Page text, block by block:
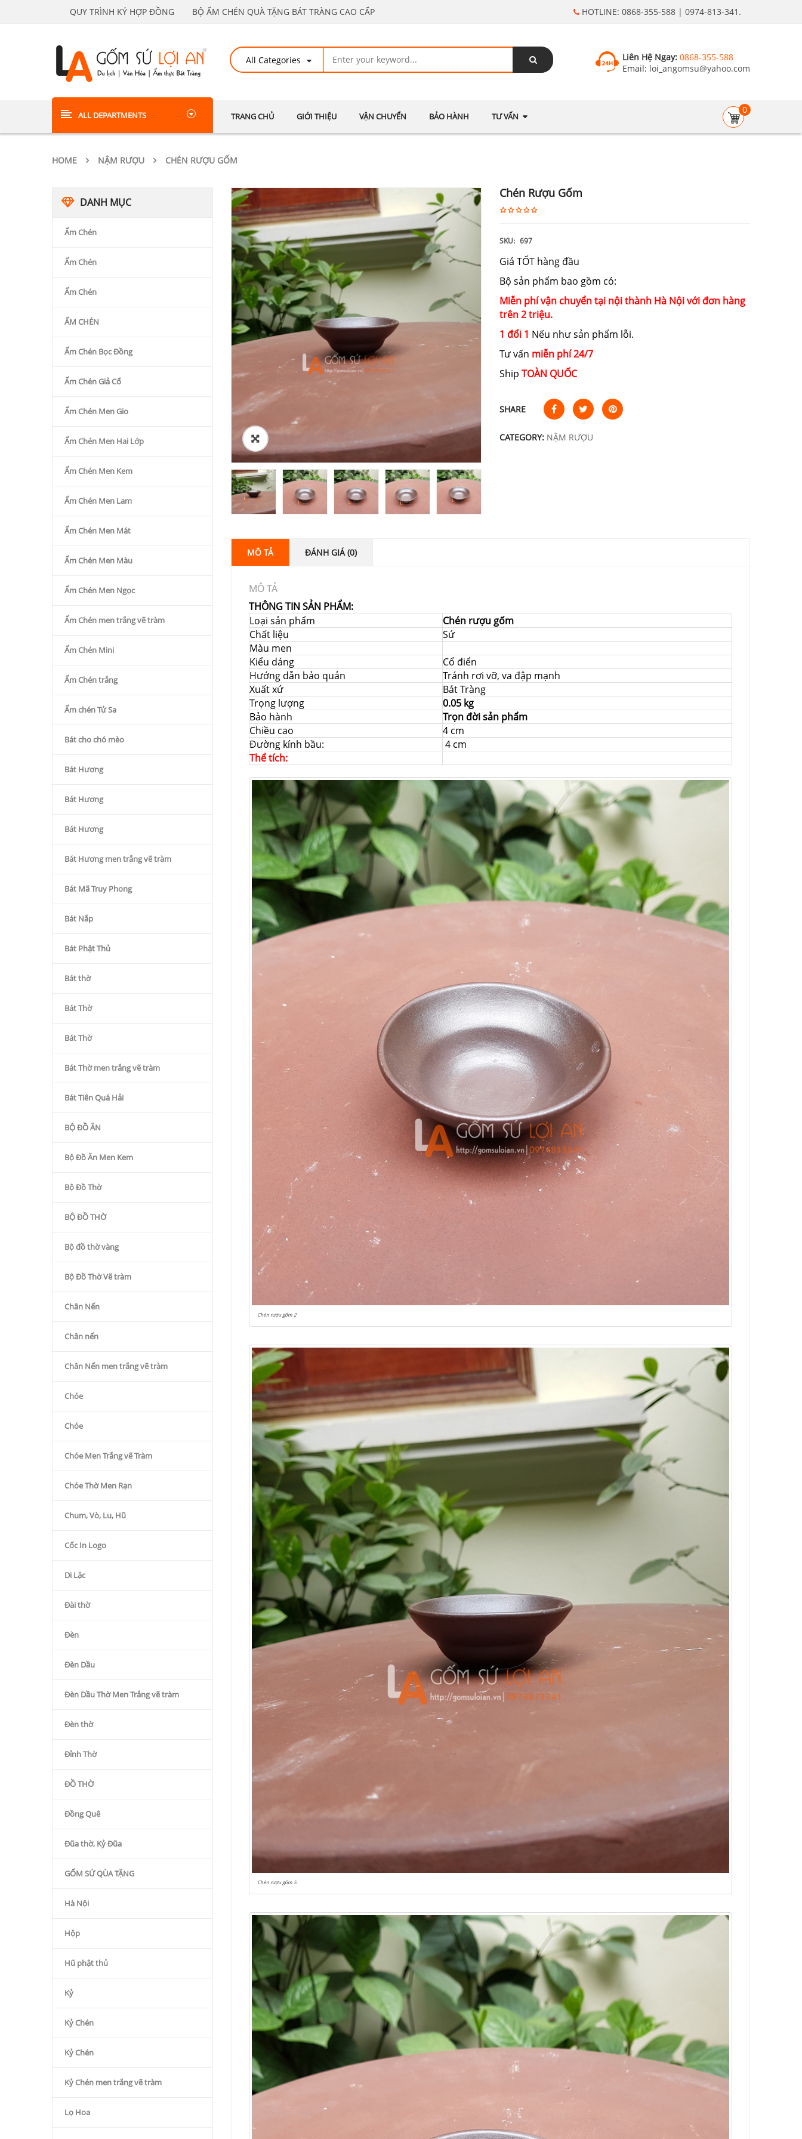
QUY TRÌNH KÝ HỢP ĐỒNG BỘ ẤM CHÉN QUÀ TẶNG BÁT TRÀNG CAO CẤP HOTLINE: 0868-355-588 | 0974-813-341.
Liên Hệ Ngay: 0868-355-588
Email: loi_angomsu@yahoo.com
ALL DEPARTMENTS TRANG CHỦ GIỚI THIỆU VẬN CHUYỂN BẢO HÀNH TƯ VẤN
0
HOME NẬM RƯỢU CHÉN RƯỢU GỐM
DANH MỤC
Ấm Chén
Ấm Chén
Ấm Chén
ẤM CHÉN
Ấm Chén Bọc Đồng
Ấm Chén Giả Cổ
Ấm Chén Men Gio
Ấm Chén Men Hai Lớp
Ấm Chén Men Kem
Ấm Chén Men Lam
Ấm Chén Men Mát
Ấm Chén Men Màu
Ấm Chén Men Ngọc
Ấm Chén men trắng vẽ tràm
Ấm Chén Mini
Ấm Chén trắng
Ấm chén Tử Sa
Bát cho chó mèo
Bát Hương
Bát Hương
Bát Hương
Bát Hương men trắng vẽ tràm
Bát Mã Truy Phong
Bát Nắp
Bát Phật Thủ
Bát thờ
Bát Thờ
Bát Thờ
Bát Thờ men trắng vẽ tràm
Bát Tiên Quá Hải
BỘ ĐỒ ĂN
Bộ Đồ Ăn Men Kem
Bộ Đồ Thờ
BỘ ĐỒ THỜ
Bộ đồ thờ vàng
Bộ Đồ Thờ Vẽ tràm
Chân Nến
Chân nến
Chân Nến men trắng vẽ tràm
Chóe
Chóe
Chóe Men Trắng vẽ Tràm
Chóe Thờ Men Rạn
Chum, Vò, Lu, Hũ
Cốc In Logo
Di Lặc
Đài thờ
Đèn
Đèn Dầu
Đèn Dầu Thờ Men Trắng vẽ tràm
Đèn thờ
Đỉnh Thờ
ĐỒ THỜ
Đồng Quê
Đũa thờ, Kỷ Đũa
GỐM SỨ QÙA TẶNG
Hà Nội
Hộp
Hũ phật thủ
Kỷ
Kỷ Chén
Kỷ Chén
Kỷ Chén men trắng vẽ tràm
Lọ Hoa
Chén Rượu Gốm
SKU: 697
Giá TỐT hàng đầu
Bộ sản phẩm bao gồm có:
Miễn phí vận chuyển tại nội thành Hà Nội với đơn hàng
trên 2 triệu.
1 đổi 1 Nếu như sản phẩm lỗi.
Tư vấn miễn phí 24/7
Ship TOÀN QUỐC
SHARE
CATEGORY: NẬM RƯỢU
MÔ TẢ ĐÁNH GIÁ (0)
MÔ TẢ
THÔNG TIN SẢN PHẨM:
Loại sản phẩm
Chén rượu gốm
Chất liệu
Sứ
Màu men
Kiểu dáng
Cổ điển
Hướng dẫn bảo quản
Tránh rơi vỡ, va đập mạnh
Xuất xứ
Bát Tràng
Trọng lượng
0.05 kg
Bảo hành
Trọn đời sản phẩm
Chiều cao
4 cm
Đường kính bầu:
4 cm
Thể tích:
Chén rượu gốm 2
Chén rượu gốm 5